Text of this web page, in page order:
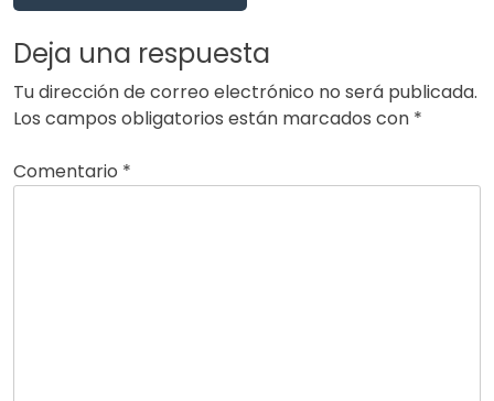
Deja una respuesta
Tu dirección de correo electrónico no será publicada.
Los campos obligatorios están marcados con *
Comentario *